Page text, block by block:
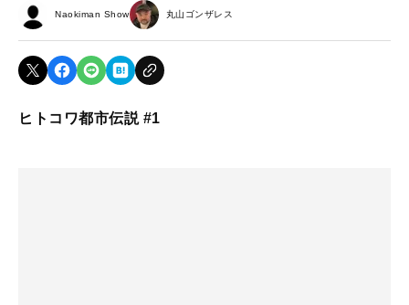
Naokiman Show 丸山ゴンザレス
ヒトコワ都市伝説 #1